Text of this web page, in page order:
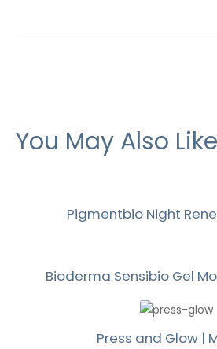
You May Also Like
Pigmentbio Night
Bioderma Sensibio Gel
Press and Glow |